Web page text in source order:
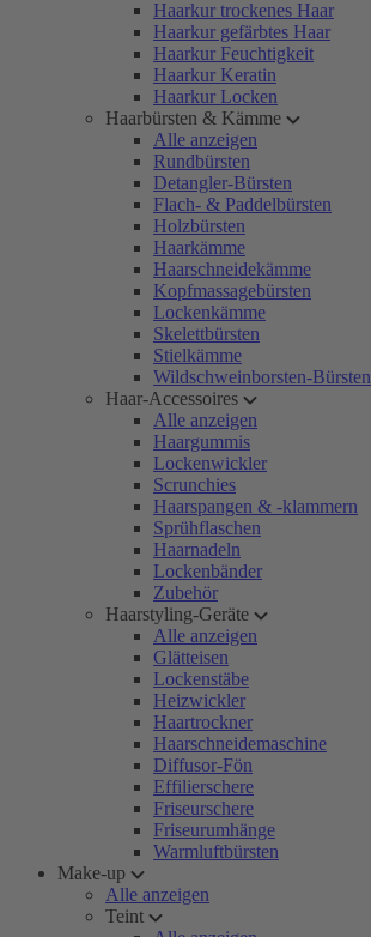
Haarkur trockenes Haar
Haarkur gefärbtes Haar
Haarkur Feuchtigkeit
Haarkur Keratin
Haarkur Locken
Haarbürsten & Kämme
Alle anzeigen
Rundbürsten
Detangler-Bürsten
Flach- & Paddelbürsten
Holzbürsten
Haarkämme
Haarschneidekämme
Kopfmassagebürsten
Lockenkämme
Skelettbürsten
Stielkämme
Wildschweinborsten-Bürsten
Haar-Accessoires
Alle anzeigen
Haargummis
Lockenwickler
Scrunchies
Haarspangen & -klammern
Sprühflaschen
Haarnadeln
Lockenbänder
Zubehör
Haarstyling-Geräte
Alle anzeigen
Glätteisen
Lockenstäbe
Heizwickler
Haartrockner
Haarschneidemaschine
Diffusor-Fön
Effilierschere
Friseurschere
Friseurumhänge
Warmluftbürsten
Make-up
Alle anzeigen
Teint